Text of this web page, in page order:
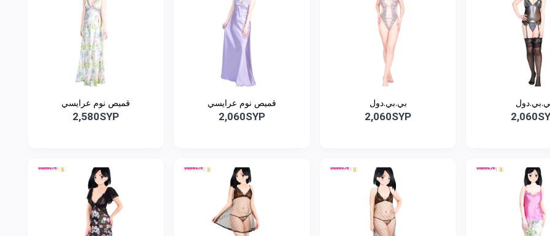
بي.بي.دول
2,060SYP
قميص نوم عرايسي
2,060SYP
قميص نوم عرايسي
2,580SYP